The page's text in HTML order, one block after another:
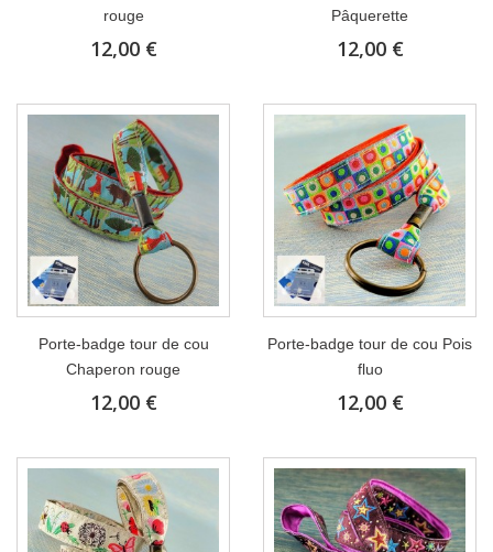
rouge
12,00 €
Pâquerette
12,00 €
Porte-badge tour de cou
Chaperon rouge
12,00 €
Porte-badge tour de cou Pois
fluo
12,00 €